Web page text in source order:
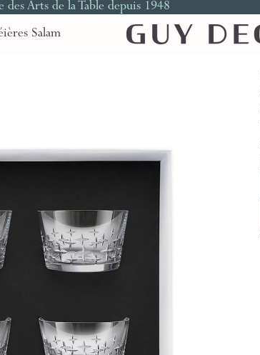
des Arts de la Table depuis 1948
Salam